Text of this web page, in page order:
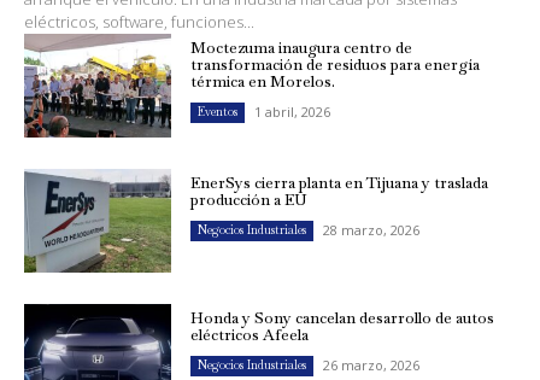
eléctricos, software, funciones...
Moctezuma inaugura centro de
transformación de residuos para energía
térmica en Morelos.
Eventos 1 abril, 2026
EnerSys cierra planta en Tijuana y traslada
producción a EU
Negocios Industriales 28 marzo, 2026
Honda y Sony cancelan desarrollo de autos
eléctricos Afeela
Negocios Industriales 26 marzo, 2026